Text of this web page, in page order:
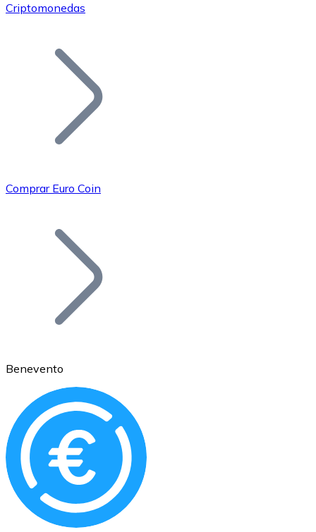
Únete a nuestra red de distribuidores.
Añade tu proyecto a nuestro ecosistema.
Bitcoin
Ethereum
ETH
Criptomonedas
Comprar Euro Coin
Benevento